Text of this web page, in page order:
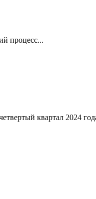
процесс...
квартал 2024